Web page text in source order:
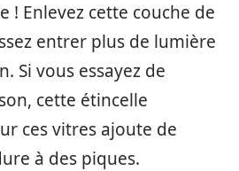
! Enlevez cette couche de
entrer plus de lumière
Si vous essayez de
cette étincelle
ces vitres ajoute de
à des piques.